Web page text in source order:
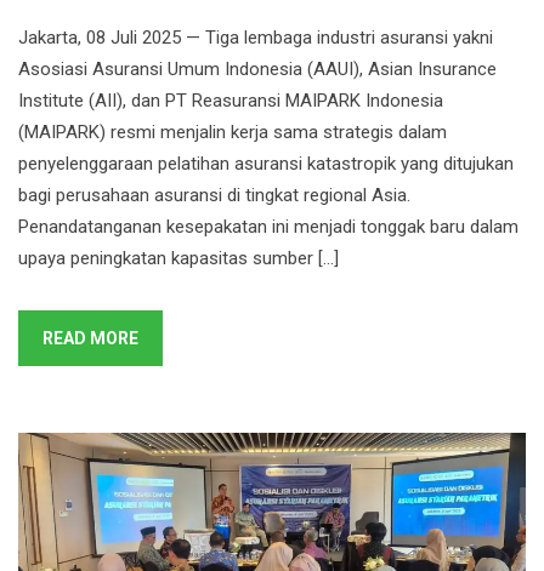
Jakarta, 08 Juli 2025 — Tiga lembaga industri asuransi yakni
Asosiasi Asuransi Umum Indonesia (AAUI), Asian Insurance
Institute (AII), dan PT Reasuransi MAIPARK Indonesia
(MAIPARK) resmi menjalin kerja sama strategis dalam
penyelenggaraan pelatihan asuransi katastropik yang ditujukan
bagi perusahaan asuransi di tingkat regional Asia.
Penandatanganan kesepakatan ini menjadi tonggak baru dalam
upaya peningkatan kapasitas sumber […]
READ MORE